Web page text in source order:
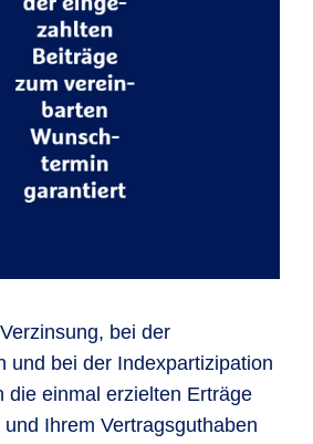
bei der
und bei der Indexpartizipation
die einmal erzielten Erträge
Ihrem Vertragsguthaben